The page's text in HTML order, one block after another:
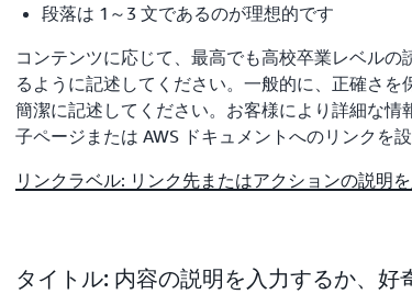
段落は 1～3 文であるのが理想的です
コンテンツに応じて、最高でも高校卒業レベルの
るように記述してください。一般的に、正確さを
簡潔に記述してください。お客様により詳細な情
子ページまたは AWS ドキュメントへのリンクを設
リンクラベル: リンク先またはアクションの説明
タイトル: 内容の説明を入力するか、好